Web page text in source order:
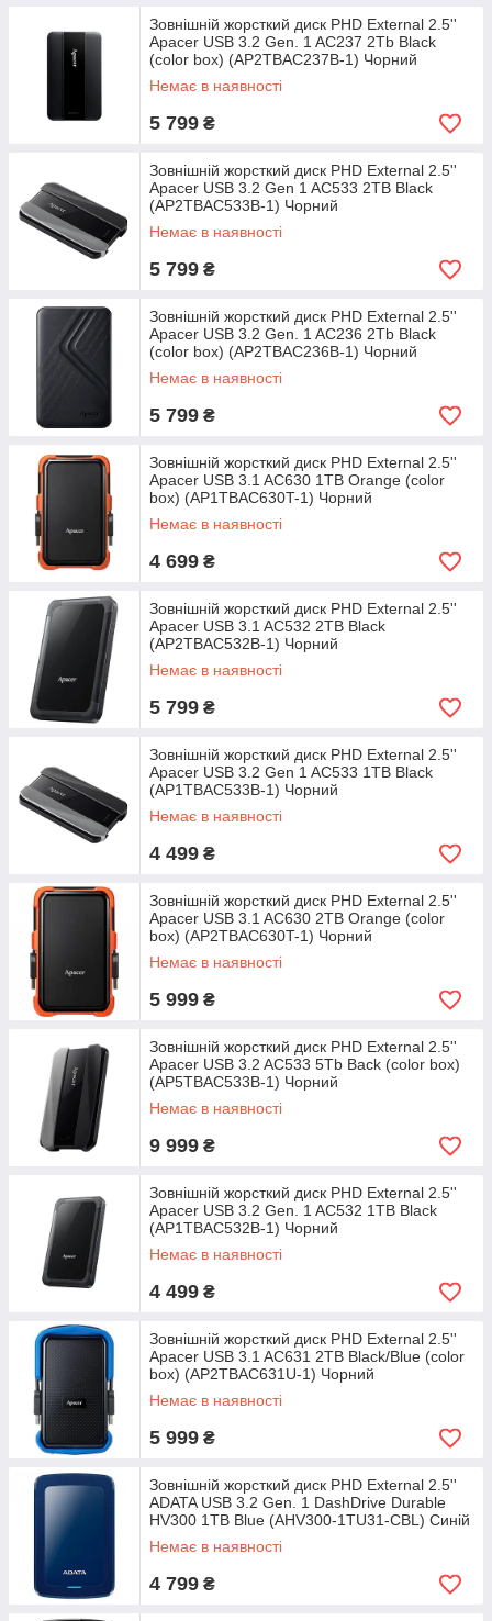
Зовнішній жорсткий диск PHD External 2.5''
Apacer USB 3.2 Gen. 1 AC237 2Tb Black
(color box) (AP2TBAC237B-1) Чорний
Немає в наявності
5 799 ₴
Зовнішній жорсткий диск PHD External 2.5''
Apacer USB 3.2 Gen 1 AC533 2TB Black
(AP2TBAC533B-1) Чорний
Немає в наявності
5 799 ₴
Зовнішній жорсткий диск PHD External 2.5''
Apacer USB 3.2 Gen. 1 AC236 2Tb Black
(color box) (AP2TBAC236B-1) Чорний
Немає в наявності
5 799 ₴
Зовнішній жорсткий диск PHD External 2.5''
Apacer USB 3.1 AC630 1TB Orange (color
box) (AP1TBAC630T-1) Чорний
Немає в наявності
4 699 ₴
Зовнішній жорсткий диск PHD External 2.5''
Apacer USB 3.1 AC532 2TB Black
(AP2TBAC532B-1) Чорний
Немає в наявності
5 799 ₴
Зовнішній жорсткий диск PHD External 2.5''
Apacer USB 3.2 Gen 1 AC533 1TB Black
(AP1TBAC533B-1) Чорний
Немає в наявності
4 499 ₴
Зовнішній жорсткий диск PHD External 2.5''
Apacer USB 3.1 AC630 2TB Orange (color
box) (AP2TBAC630T-1) Чорний
Немає в наявності
5 999 ₴
Зовнішній жорсткий диск PHD External 2.5''
Apacer USB 3.2 AC533 5Tb Back (color box)
(AP5TBAC533B-1) Чорний
Немає в наявності
9 999 ₴
Зовнішній жорсткий диск PHD External 2.5''
Apacer USB 3.2 Gen. 1 AC532 1TB Black
(AP1TBAC532B-1) Чорний
Немає в наявності
4 499 ₴
Зовнішній жорсткий диск PHD External 2.5''
Apacer USB 3.1 AC631 2TB Black/Blue (color
box) (AP2TBAC631U-1) Чорний
Немає в наявності
5 999 ₴
Зовнішній жорсткий диск PHD External 2.5''
ADATA USB 3.2 Gen. 1 DashDrive Durable
HV300 1TB Blue (AHV300-1TU31-CBL) Синій
Немає в наявності
4 799 ₴